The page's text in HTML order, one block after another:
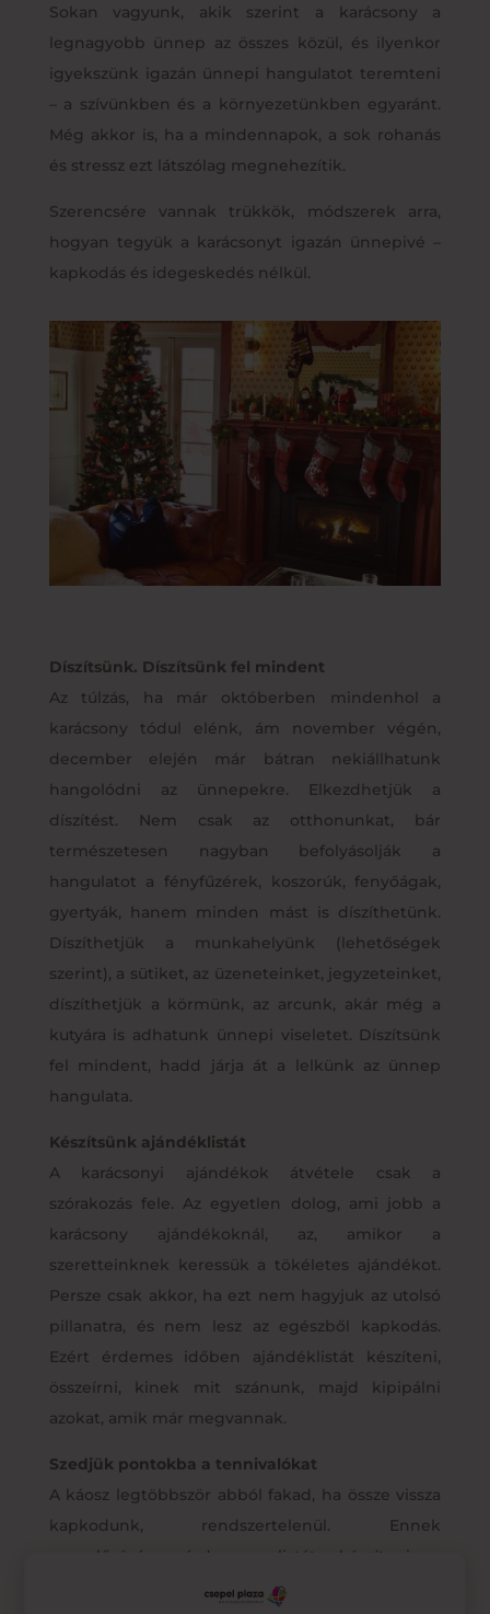
Sokan vagyunk, akik szerint a karácsony a
legnagyobb ünnep az összes közül, és ilyenkor
igyekszünk igazán ünnepi hangulatot teremteni
– a szívünkben és a környezetünkben egyaránt.
Még akkor is, ha a mindennapok, a sok rohanás
és stressz ezt látszólag megnehezítik.
Szerencsére vannak trükkök, módszerek arra,
hogyan tegyük a karácsonyt igazán ünnepivé –
kapkodás és idegeskedés nélkül.
Díszítsünk. Díszítsünk fel mindent
Az túlzás, ha már októberben mindenhol a
karácsony tódul elénk, ám november végén,
december elején már bátran nekiállhatunk
hangolódni az ünnepekre. Elkezdhetjük a
díszítést. Nem csak az otthonunkat, bár
természetesen nagyban befolyásolják a
hangulatot a fényfűzérek, koszorúk, fenyőágak,
gyertyák, hanem minden mást is díszíthetünk.
Díszíthetjük a munkahelyünk (lehetőségek
szerint), a sütiket, az üzeneteinket, jegyzeteinket,
díszíthetjük a körmünk, az arcunk, akár még a
kutyára is adhatunk ünnepi viseletet. Díszítsünk
fel mindent, hadd járja át a lelkünk az ünnep
hangulata.
Készítsünk ajándéklistát
A karácsonyi ajándékok átvétele csak a
szórakozás fele. Az egyetlen dolog, ami jobb a
karácsony ajándékoknál, az, amikor a
szeretteinknek keressük a tökéletes ajándékot.
Persze csak akkor, ha ezt nem hagyjuk az utolsó
pillanatra, és nem lesz az egészből kapkodás.
Ezért érdemes időben ajándéklistát készíteni,
összeírni, kinek mit szánunk, majd kipipálni
azokat, amik már megvannak.
Szedjük pontokba a tennivalókat
A káosz legtöbbször abból fakad, ha össze vissza
kapkodunk, rendszertelenül. Ennek
megelőzésére érdemes listát készíteni a
tennivalókról, akár hetekkel előre. Díszítés,